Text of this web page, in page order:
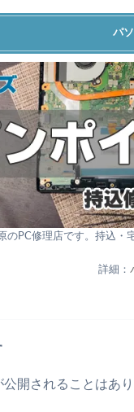
パ
のPC修理店です。持込・
詳細：
開されることはあり